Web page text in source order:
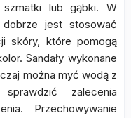
lub gąbki. W
dobrze jest stosować
skóry, które pomogą
Sandały wykonane
można myć wodą z
zalecenia
Przechowywanie